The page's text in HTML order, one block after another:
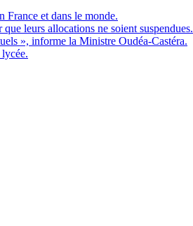
France et dans le monde.
leurs allocations ne soient suspendues.
», informe la Ministre Oudéa-Castéra.